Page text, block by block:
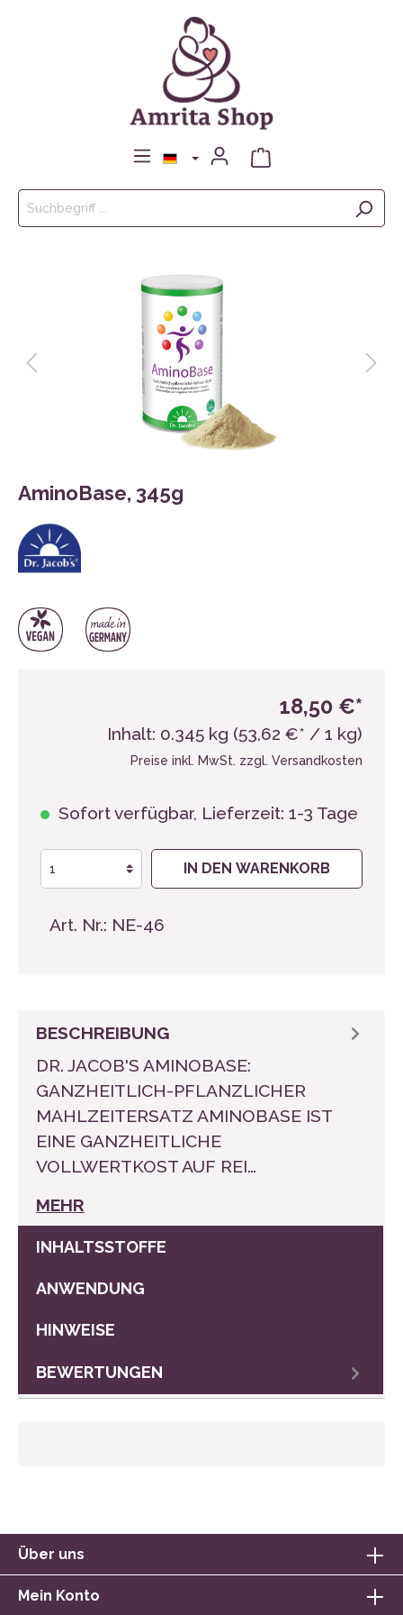
AminoBase, 345g
18,50 €*
Inhalt: 0.345 kg (53,62 €* / 1 kg)
Preise inkl. MwSt. zzgl. Versandkosten
Sofort verfügbar, Lieferzeit: 1-3 Tage
IN DEN WARENKORB
Art. Nr.: NE-46
BESCHREIBUNG
DR. JACOB'S AMINOBASE:
GANZHEITLICH-PFLANZLICHER
MAHLZEITERSATZ AMINOBASE IST
EINE GANZHEITLICHE
VOLLWERTKOST AUF REI…
MEHR
BEWERTUNGEN
ANWENDUNG
INHALTSSTOFFE
HINWEISE
Über uns
Mein Konto